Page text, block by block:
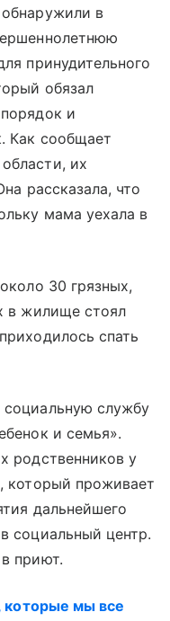
в
принудительного
обязал
и
Как сообщает
их
рассказала, что
мама уехала в
30 грязных,
в жилище стоял
спать
службу
и семья».
родственников у
который проживает
дальнейшего
социальный центр.
приют.
которые мы все